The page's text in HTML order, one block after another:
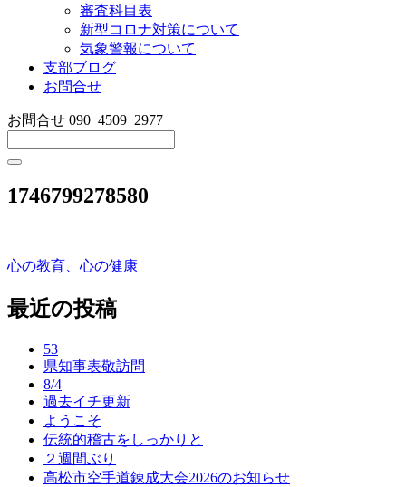
審査科目表
新型コロナ対策について
気象警報について
支部ブログ
お問合せ
お問合せ 090ｰ4509ｰ2977
1746799278580
投
稿
心の教育、心の健康
最近の投稿
53
県知事表敬訪問
8/4
過去イチ更新
ようこそ
伝統的稽古をしっかりと
２週間ぶり
高松市空手道錬成大会2026のお知らせ